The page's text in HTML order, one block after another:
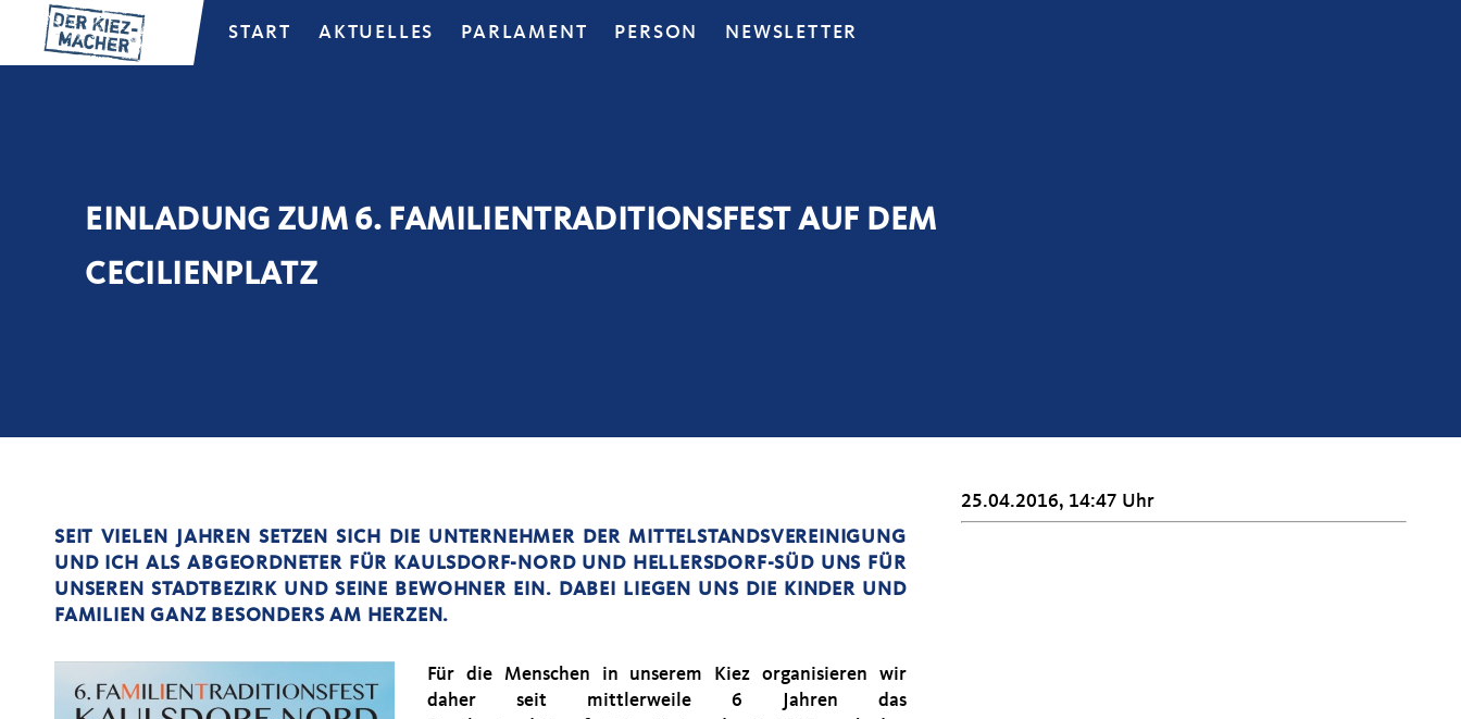
START AKTUELLES PARLAMENT PERSON NEWSLETTER
EINLADUNG ZUM 6. FAMILIENTRADITIONSFEST AUF DEM
CECILIENPLATZ
SEIT VIELEN JAHREN SETZEN SICH DIE UNTERNEHMER DER MITTELSTANDSVEREINIGUNG
UND ICH ALS ABGEORDNETER FÜR KAULSDORF-NORD UND HELLERSDORF-SÜD UNS FÜR
UNSEREN STADTBEZIRK UND SEINE BEWOHNER EIN. DABEI LIEGEN UNS DIE KINDER UND
FAMILIEN GANZ BESONDERS AM HERZEN.
Für die Menschen in unserem Kiez organisieren wir
daher seit mittlerweile 6 Jahren das
25.04.2016, 14:47 Uhr